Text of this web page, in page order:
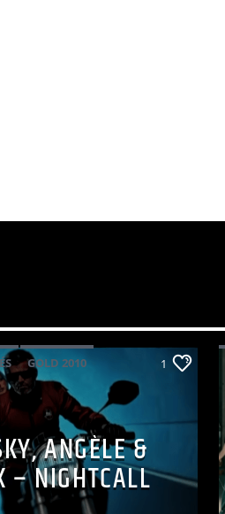
GOLD 2010
POP ELECTRO
1
ANGÈLE &
– NIGHTCALL